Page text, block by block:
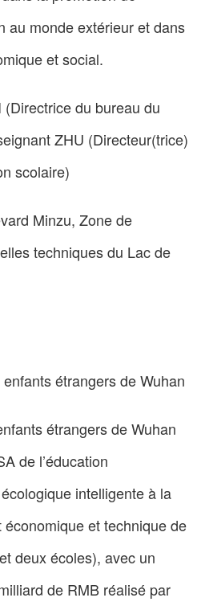
au monde extérieur et dans
et social.
du bureau du
ZHU (Directeur(trice)
scolaire)
Minzu, Zone de
techniques du Lac de
étrangers de Wuhan
étrangers de Wuhan
de l’éducation
intelligente à la
et technique de
deux écoles), avec un
de RMB réalisé par